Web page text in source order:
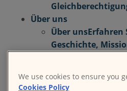
Über uns
Über unsErfahren
Geschichte,
Geschichte
We use cookies to ensure you
Cookies Policy